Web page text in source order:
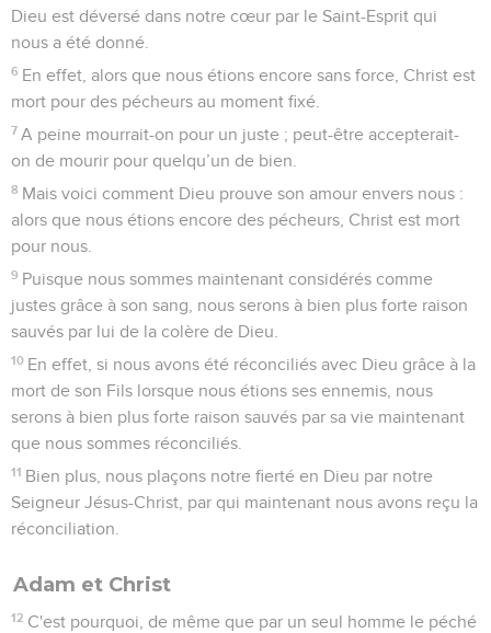
Dieu est déversé dans notre cœur par le Saint-Esprit qui
nous a été donné.
6 En effet, alors que nous étions encore sans force, Christ est
mort pour des pécheurs au moment fixé.
7 A peine mourrait-on pour un juste ; peut-être accepterait-
on de mourir pour quelqu’un de bien.
8 Mais voici comment Dieu prouve son amour envers nous :
alors que nous étions encore des pécheurs, Christ est mort
pour nous.
9 Puisque nous sommes maintenant considérés comme
justes grâce à son sang, nous serons à bien plus forte raison
sauvés par lui de la colère de Dieu.
10 En effet, si nous avons été réconciliés avec Dieu grâce à la
mort de son Fils lorsque nous étions ses ennemis, nous
serons à bien plus forte raison sauvés par sa vie maintenant
que nous sommes réconciliés.
11 Bien plus, nous plaçons notre fierté en Dieu par notre
Seigneur Jésus-Christ, par qui maintenant nous avons reçu la
réconciliation.
Adam et Christ
12 C'est pourquoi, de même que par un seul homme le péché